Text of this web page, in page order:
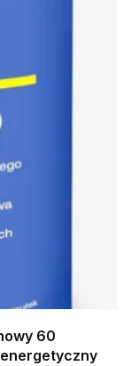
60
energetyczny